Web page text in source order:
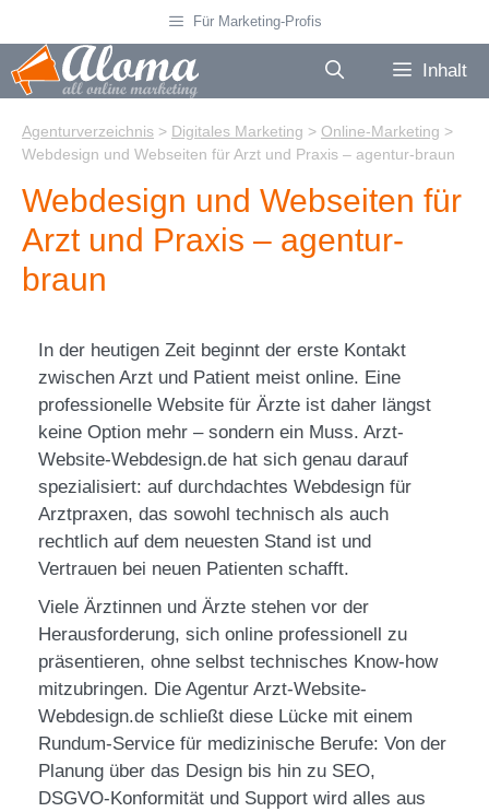
Inhalt
springen
Für Marketing-Profis
Inhalt
Agenturverzeichnis > Digitales Marketing > Online-Marketing >
Webdesign und Webseiten für Arzt und Praxis – agentur-braun
Webdesign und Webseiten für
Arzt und Praxis – agentur-
braun
In der heutigen Zeit beginnt der erste Kontakt
zwischen Arzt und Patient meist online. Eine
professionelle Website für Ärzte ist daher längst
keine Option mehr – sondern ein Muss. Arzt-
Website-Webdesign.de hat sich genau darauf
spezialisiert: auf durchdachtes Webdesign für
Arztpraxen, das sowohl technisch als auch
rechtlich auf dem neuesten Stand ist und
Vertrauen bei neuen Patienten schafft.
Viele Ärztinnen und Ärzte stehen vor der
Herausforderung, sich online professionell zu
präsentieren, ohne selbst technisches Know-how
mitzubringen. Die Agentur Arzt-Website-
Webdesign.de schließt diese Lücke mit einem
Rundum-Service für medizinische Berufe: Von der
Planung über das Design bis hin zu SEO,
DSGVO-Konformität und Support wird alles aus